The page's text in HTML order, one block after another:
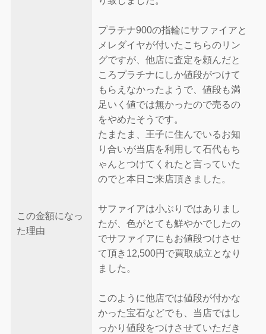
この金額になっ
た理由
プラチナ900の指輪にサファイアと
メレダイヤが付いたこちらのリン
グですが、他店に査定を頼んだと
ころプラチナにしか値段がつけて
もらえなかったようで、値段も満
足いく値では無かったので売るの
をやめたそうです。
たまたま、王子に住んでいるお知
り合いが当店を利用して石代もち
ゃんとつけてくれたと言っていた
のでと本日ご来店頂きました。
サファイアは小ぶりではありまし
たが、色がとても鮮やかでしたの
でサファイアにもお値段つけさせ
て頂き12,500円で買取成立となり
ました。
このように他店では値段が付かな
かった宝石などでも、当店ではし
っかり値段をつけさせていただき